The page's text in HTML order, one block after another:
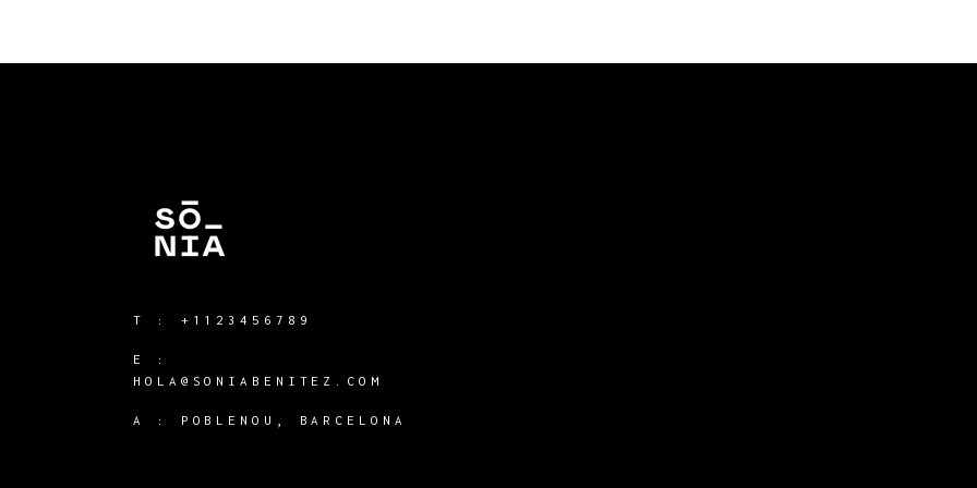
T : +1123456789
E :
HOLA@SONIABENITEZ.COM
A : POBLENOU, BARCELONA